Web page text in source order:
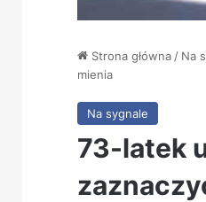
Strona główna/ Na
mienia
Na sygnale
73-latek